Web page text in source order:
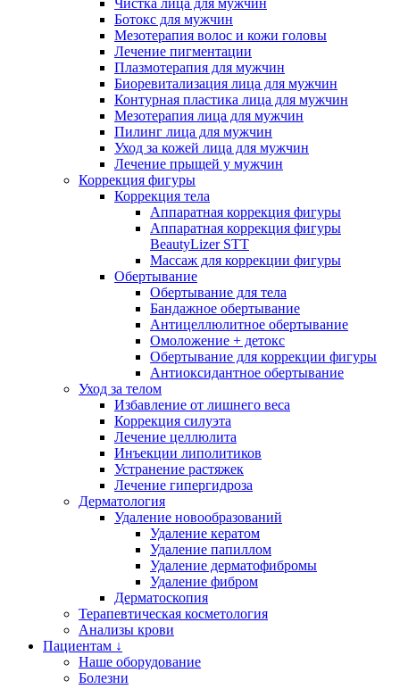
Чистка лица для мужчин
Ботокс для мужчин
Мезотерапия волос и кожи головы
Лечение пигментации
Плазмотерапия для мужчин
Биоревитализация лица для мужчин
Контурная пластика лица для мужчин
Мезотерапия лица для мужчин
Пилинг лица для мужчин
Уход за кожей лица для мужчин
Лечение прыщей у мужчин
Коррекция фигуры
Коррекция тела
Аппаратная коррекция фигуры
Аппаратная коррекция фигуры
BeautyLizer STT
Массаж для коррекции фигуры
Обертывание
Обертывание для тела
Бандажное обертывание
Антицеллюлитное обертывание
Омоложение + детокс
Обертывание для коррекции фигуры
Антиоксидантное обертывание
Уход за телом
Избавление от лишнего веса
Коррекция силуэта
Лечение целлюлита
Инъекции липолитиков
Устранение растяжек
Лечение гипергидроза
Дерматология
Удаление новообразований
Удаление кератом
Удаление папиллом
Удаление дерматофибромы
Удаление фибром
Дерматоскопия
Терапевтическая косметология
Анализы крови
Пациентам ↓
Наше оборудование
Болезни